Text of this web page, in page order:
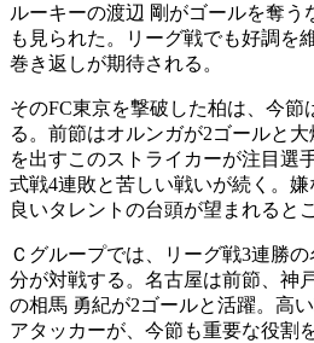
ルーキーの渡辺 剛がゴールを奪う
も見られた。リーグ戦でも好調を
巻き返しが期待される。
そのFC東京を撃破した柏は、今節
る。前節はオルンガが2ゴールと
を出すこのストライカーが注目選
式戦4連敗と苦しい戦いが続く。
良いタレントの台頭が望まれると
Ｃグループでは、リーグ戦3連勝
分が対戦する。名古屋は前節、神
の相馬 勇紀が2ゴールと活躍。高
アタッカーが、今節も重要な役割